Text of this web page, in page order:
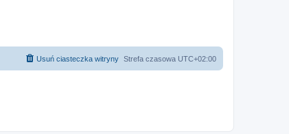
Strefa czasowa UTC+02:00
Usuń ciasteczka witryny